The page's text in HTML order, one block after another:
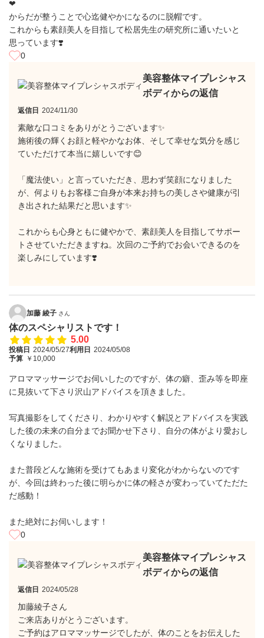
❤
からだが整うことで心迄健やかになるのに脱帽です。
これからも素顔美人を目指して松居先生の研究所に通いたいと
思っています❣️
0
美容整体マイプレシャス
ボディからの返信
返信日 2024/11/30
素敵な口コミをありがとうございます✨
施術後の輝くお顔と軽やかなお体、そして幸せな気分を感じ
ていただけて本当に嬉しいです😊
「魔法使い」と言っていただき、思わず笑顔になりました
が、何よりもお客様ご自身が本来お持ちの美しさや健康が引
き出された結果だと思います✨
これからも心身ともに健やかで、素顔美人を目指してサポー
トさせていただきますね。次回のご予約でお会いできるのを
楽しみにしています❣️
加藤 綾子 さん
体のスペシャリストです！
5.00
投稿日 2024/05/27利用日 2024/05/08
予算 ￥10,000
アロママッサージでお伺いしたのですが、体の癖、歪み等を即座
に見抜いて下さり沢山アドバイスを頂きました。
写真撮影をしてくださり、わかりやすく解説とアドバイスを実践
した後の未来の自分までお聞かせ下さり、自分の体がより愛おし
くなりました。
また普段どんな施術を受けてもあまり変化がわからないのです
が、今回は終わった後に明らかに体の軽さが変わっていてただた
だ感動！
また絶対にお伺いします！
0
美容整体マイプレシャス
ボディからの返信
返信日 2024/05/28
加藤綾子さん
ご来店ありがとうございます。
ご予約はアロママッサージでしたが、体のことをお伝えした